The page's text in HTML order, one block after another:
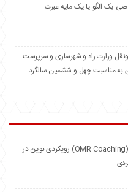
یک الگو یا یک مایه عبرت
وزارت راه و شهرسازی و سرپرست
به مناسبت چهل و ششمین سالگرد
مدل مداخله‌ای عمرائی (OMR Coaching) رویکردی نوین در